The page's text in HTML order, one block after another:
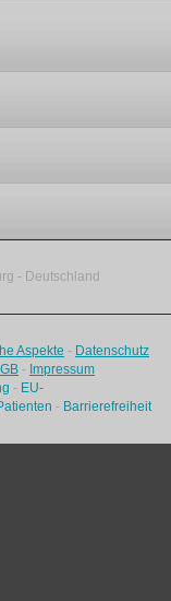
- Deutschland
Aspekte - Datenschutz
- Impressum
- EU-
- Barrierefreiheit